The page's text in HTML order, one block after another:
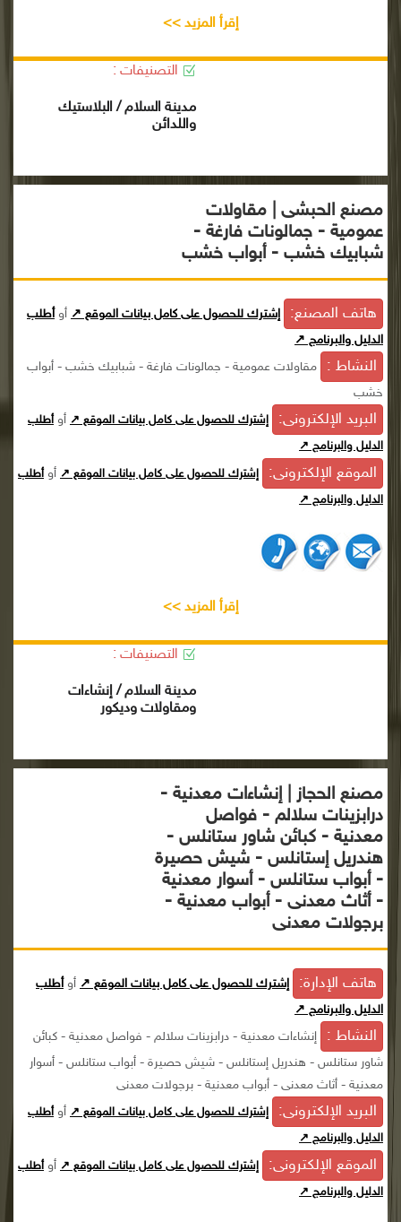
إقرأ المزيد >>
التصنيفات :
مدينة السلام / البلاستيك
واللدائن
مصنع الحبشى | مقاولات
عمومية - جمالونات فارغة -
شبابيك خشب - أبواب خشب
هاتف المصنع: إشترك للحصول على كامل بيانات الموقع ↗ أوأطلب
الدليل والبرنامج ↗
النشاط :
مقاولات عمومية - جمالونات فارغة - شبابيك خشب - أبواب
خشب
البريد الإلكترونى: إشترك للحصول على كامل بيانات الموقع ↗ أوأطلب
الدليل والبرنامج ↗
الموقع الإلكترونى: إشترك للحصول على كامل بيانات الموقع ↗ أوأطلب
الدليل والبرنامج ↗
إقرأ المزيد >>
التصنيفات :
مدينة السلام / إنشاءات
ومقاولات وديكور
مصنع الحجاز | إنشاءات معدنية -
درابزينات سلالم - فواصل
معدنية - كبائن شاور ستانلس -
هندريل إستانلس - شيش حصيرة
- أبواب ستانلس - أسوار معدنية
- أثاث معدنى - أبواب معدنية -
برجولات معدنى
هاتف الإدارة: إشترك للحصول على كامل بيانات الموقع ↗ أوأطلب
الدليل والبرنامج ↗
النشاط :
إنشاءات معدنية - درابزينات سلالم - فواصل معدنية - كبائن
شاور ستانلس - هندريل إستانلس - شيش حصيرة - أبواب ستانلس - أسوار
معدنية - أثاث معدنى - أبواب معدنية - برجولات معدنى
البريد الإلكترونى: إشترك للحصول على كامل بيانات الموقع ↗ أوأطلب
الدليل والبرنامج ↗
الموقع الإلكترونى: إشترك للحصول على كامل بيانات الموقع ↗ أوأطلب
الدليل والبرنامج ↗